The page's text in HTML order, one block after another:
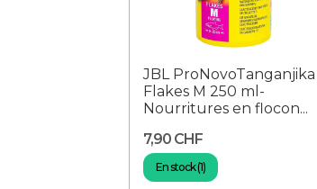
JBL ProNovoTanganjika
Flakes M 250 ml-
Nourritures en flocon...
7,90 CHF
En stock (1)